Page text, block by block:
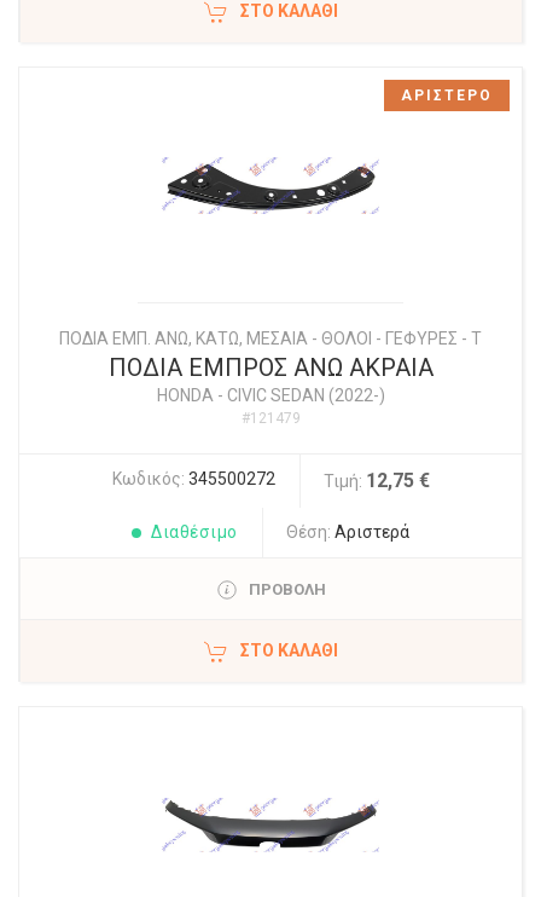
ΣΤΟ ΚΑΛΆΘΙ
ΠΟΔΙΑ ΕΜΠ. ΑΝΩ, ΚΑΤΩ, ΜΕΣΑΙΑ - ΘΟΛΟΙ - ΓΕΦΥΡΕΣ - Τ
ΠΟΔΙΑ ΕΜΠΡΟΣ ΑΝΩ ΑΚΡΑΙΑ
HONDA- CIVIC SEDAN (2022-)
#121479
Κωδικός: 345500272 Τιμή: 12,75 €
Διαθέσιμο Θέση: Αριστερά
ΠΡΟΒΟΛΗ
ΣΤΟ ΚΑΛΆΘΙ
ΑΡΙΣΤΕΡΟ